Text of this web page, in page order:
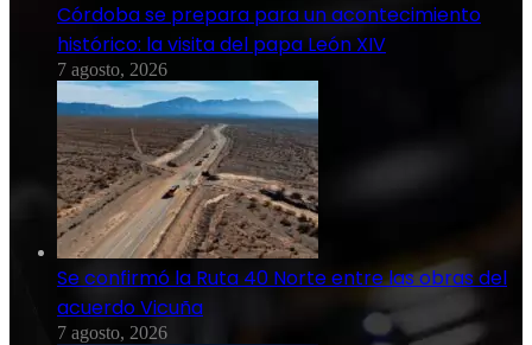
Córdoba se prepara para un acontecimiento
histórico: la visita del papa León XIV
7 agosto, 2026
Se confirmó la Ruta 40 Norte entre las obras del
acuerdo Vicuña
7 agosto, 2026